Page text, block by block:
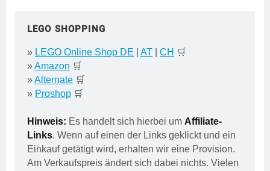
LEGO SHOPPING
» LEGO Online Shop DE AT CH 🛒
»Amazon 🛒
»Alternate 🛒
» Proshop 🛒
Hinweis: Es handelt sich hierbei um Affiliate-
Links. Wenn auf einen der Links geklickt und ein
Einkauf getätigt wird, erhalten wir eine Provision.
Am Verkaufspreis ändert sich dabei nichts. Vielen